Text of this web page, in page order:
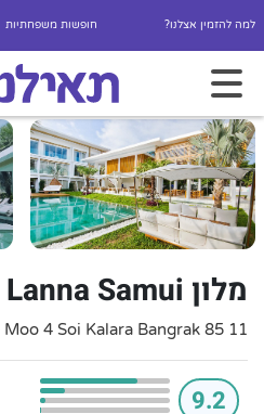
למה להזמין אצלנו? חופשות משפחתיות
מלון Lanna Samui
11 85 Moo 4 Soi Kalara Bangrak סוראט תאני
9.2